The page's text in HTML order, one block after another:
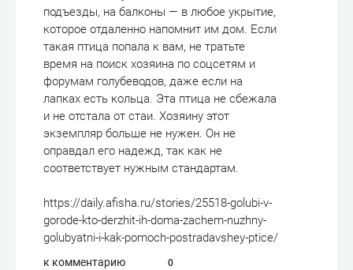
подъезды, на балконы — в любое укрытие,
которое отдаленно напомнит им дом. Если
такая птица попала к вам, не тратьте
время на поиск хозяина по соцсетям и
форумам голубеводов, даже если на
лапках есть кольца. Эта птица не сбежала
и не отстала от стаи. Хозяину этот
экземпляр больше не нужен. Он не
оправдал его надежд, так как не
соответствует нужным стандартам.
https://daily.afisha.ru/stories/25518-golubi-v-
gorode-kto-derzhit-ih-doma-zachem-nuzhny-
golubyatni-i-kak-pomoch-postradavshey-ptice/
к комментарию 0